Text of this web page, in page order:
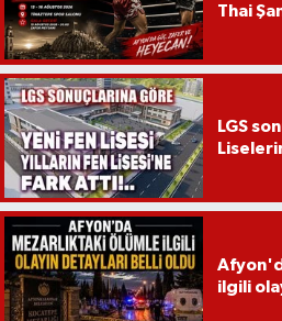
Thai
LGS
ilgili